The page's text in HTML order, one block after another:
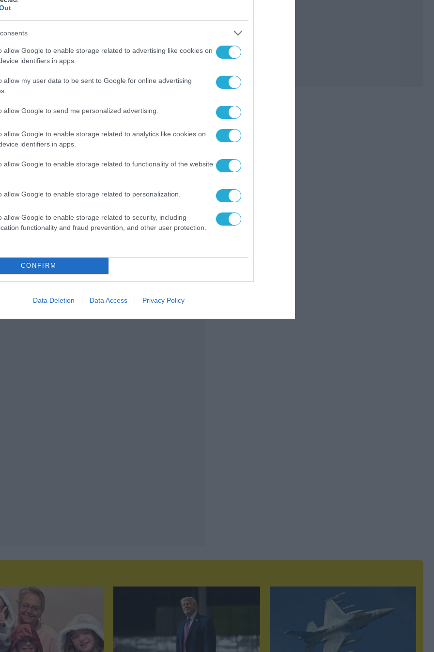
allow Google to enable storage related to advertising like cookies on
identifiers in apps.
allow my user data to be sent to Google for online advertising
allow Google to send me personalized advertising.
allow Google to enable storage related to analytics like cookies on
identifiers in apps.
allow Google to enable storage related to functionality of the website
allow Google to enable storage related to personalization.
allow Google to enable storage related to security, including
functionality and fraud prevention, and other user protection.
CONFIRM
Data Deletion Data Access Privacy Policy
όσο και προσωπικά του πρωθυπουργού
το παράνομο λογισμικό παρακολούθησης,
και τις υποψίες περί απόκρυψης κρίσιμων
τους πραγματικούς υπεύθυνους.